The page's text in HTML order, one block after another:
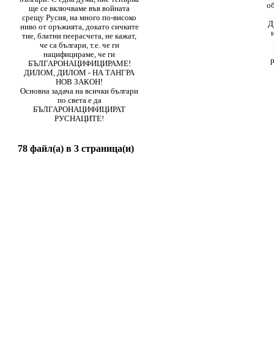
ще се включваме във войната
срещу Русия, на много по-високо
ниво от оръжията, докато сичките
тие, блатни пеерасчета, не кажат,
че са българи, т.е. че ги
нацифицираме, че ги
БЪЛГАРОНАЦИФИЦИРАМЕ!
ДИЛОМ, ДИЛОМ - НА TАНГРА
НОВ ЗАКОН!
Основна задача на всички българи
по света е да
БЪЛГАРОНАЦИФИЦИРАТ
РУСНАЦИТЕ!
78 файл(а) в 3 страница(и)